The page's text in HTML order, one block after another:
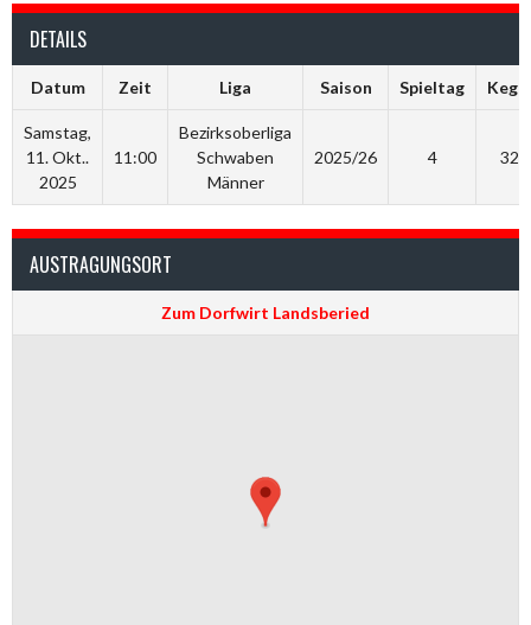
DETAILS
Datum Zeit Liga Saison Spieltag
Samstag,
11. Okt..
2025
11:00
Bezirksoberliga
Schwaben
Männer
2025/26 4
AUSTRAGUNGSORT
Zum Dorfwirt Landsberied